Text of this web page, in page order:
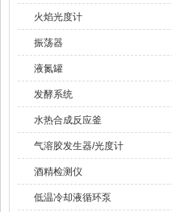
火焰光度计
振荡器
液氮罐
发酵系统
水热合成反应釜
气溶胶发生器/光度计
酒精检测仪
低温冷却液循环泵